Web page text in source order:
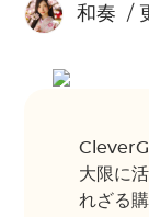
和奏 /
大限に
れざる